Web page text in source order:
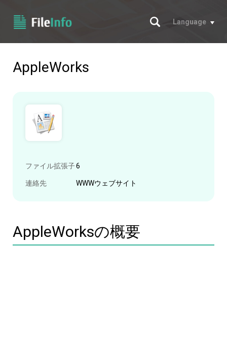
サーチ
Language
AppleWorks
ファイル拡張子6
連絡先 WWWウェブサイト
AppleWorksの概要